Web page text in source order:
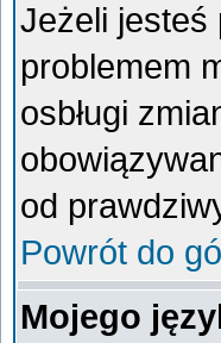
Jeżeli jesteś
problemem
osbługi
od
Powrót do
Mojego